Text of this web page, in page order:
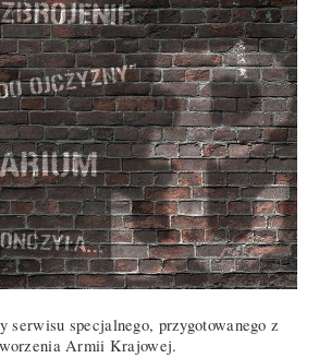
serwisu specjalnego, przygotowanego z
Armii Krajowej.